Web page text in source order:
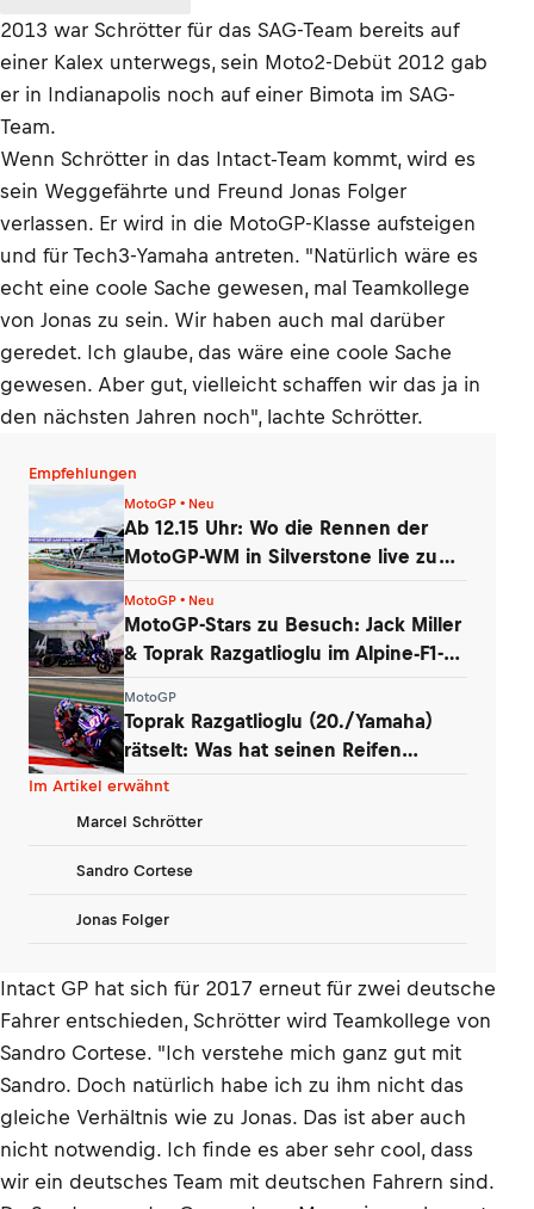
2013 war Schrötter für das SAG-Team bereits auf
einer Kalex unterwegs, sein Moto2-Debüt 2012 gab
er in Indianapolis noch auf einer Bimota im SAG-
Team.
Wenn Schrötter in das Intact-Team kommt, wird es
sein Weggefährte und Freund Jonas Folger
verlassen. Er wird in die MotoGP-Klasse aufsteigen
und für Tech3-Yamaha antreten. "Natürlich wäre es
echt eine coole Sache gewesen, mal Teamkollege
von Jonas zu sein. Wir haben auch mal darüber
geredet. Ich glaube, das wäre eine coole Sache
gewesen. Aber gut, vielleicht schaffen wir das ja in
den nächsten Jahren noch", lachte Schrötter.
Empfehlungen
MotoGP • Neu
Ab 12.15 Uhr: Wo die Rennen der
MotoGP-WM in Silverstone live zu
MotoGP • Neu
MotoGP-Stars zu Besuch: Jack Miller
& Toprak Razgatlioglu im Alpine-F1-
MotoGP
Toprak Razgatlioglu (20./Yamaha)
rätselt: Was hat seinen Reifen
zerstört?
Im Artikel erwähnt
Marcel Schrötter
Sandro Cortese
Jonas Folger
Intact GP hat sich für 2017 erneut für zwei deutsche
Fahrer entschieden, Schrötter wird Teamkollege von
Sandro Cortese. "Ich verstehe mich ganz gut mit
Sandro. Doch natürlich habe ich zu ihm nicht das
gleiche Verhältnis wie zu Jonas. Das ist aber auch
nicht notwendig. Ich finde es aber sehr cool, dass
wir ein deutsches Team mit deutschen Fahrern sind.